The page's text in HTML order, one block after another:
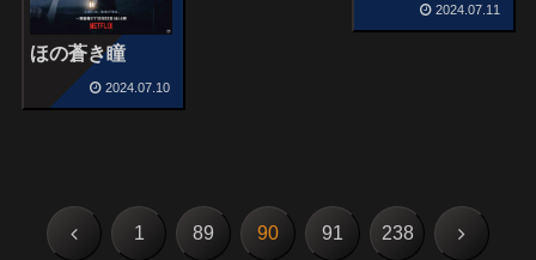
CANADA］
2024.07.11
ほの蒼き瞳
2024.07.10
前 1 89 90 91 238 次